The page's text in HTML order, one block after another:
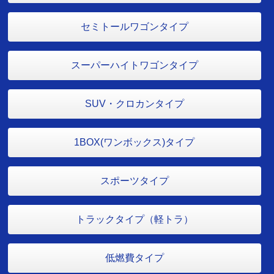
セミトールワゴンタイプ
スーパーハイトワゴンタイプ
SUV・クロカンタイプ
1BOX(ワンボックス)タイプ
スポーツタイプ
トラックタイプ（軽トラ）
低燃費タイプ